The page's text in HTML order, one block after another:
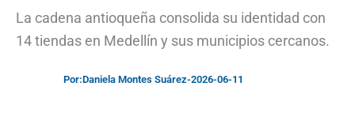
La cadena antioqueña consolida su identidad con
14 tiendas en Medellín y sus municipios cercanos.
Por:Daniela Montes Suárez-2026-06-11